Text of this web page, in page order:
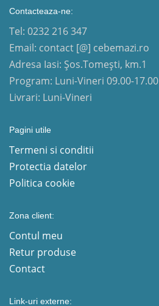
Contacteaza-ne:
Tel: 0232 216 347
Email: contact [@] cebemazi.ro
Adresa Iasi: Șos.Tomești, km.1
Program: Luni-Vineri 09.00-17.00
Livrari: Luni-Vineri
Pagini utile
Termeni si conditii
Protectia datelor
Politica cookie
Zona client:
Contul meu
Retur produse
Contact
Link-uri externe: